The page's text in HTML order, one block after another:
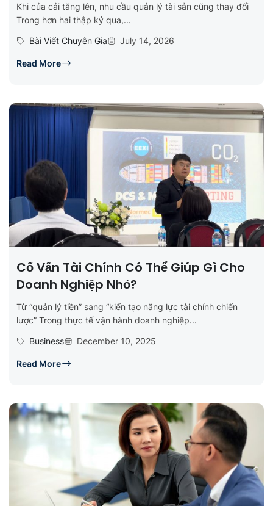
Khi của cải tăng lên, nhu cầu quản lý tài sản cũng thay đổi
Trong hơn hai thập kỷ qua,...
Bài Viết Chuyên Gia
July 14, 2026
Read More
Cố Vấn Tài Chính Có Thể Giúp Gì Cho
Doanh Nghiệp Nhỏ?
Từ “quản lý tiền” sang “kiến tạo năng lực tài chính chiến
lược” Trong thực tế vận hành doanh nghiệp...
Business
December 10, 2025
Read More